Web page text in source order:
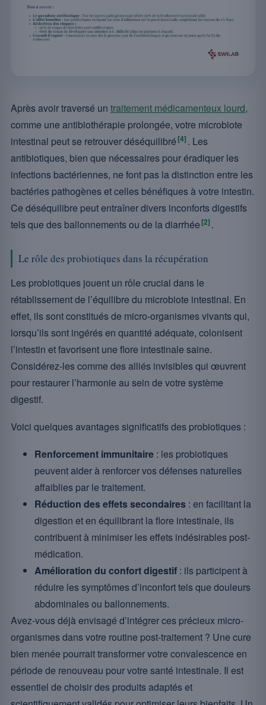
Après avoir traversé un traitement médicamenteux lourd,
comme une antibiothérapie prolongée, votre microbiote
intestinal peut se retrouver déséquilibré [4] . Les
antibiotiques, bien que nécessaires pour éradiquer les
infections bactériennes, ne font pas la distinction entre les
bactéries pathogènes et celles bénéfiques à votre intestin.
Ce déséquilibre peut entraîner divers inconforts digestifs
tels que des ballonnements ou de la diarrhée [2] .
Le rôle des probiotiques dans la récupération
Les probiotiques jouent un rôle crucial dans le
rétablissement de l’équilibre du microbiote intestinal. En
effet, ils sont constitués de micro-organismes vivants qui,
lorsqu’ils sont ingérés en quantité adéquate, colonisent
l’intestin et favorisent une flore intestinale saine.
Considérez-les comme des alliés invisibles qui œuvrent
pour restaurer l’harmonie au sein de votre système
digestif.
Voici quelques avantages significatifs des probiotiques :
Renforcement immunitaire : les probiotiques
peuvent aider à renforcer vos défenses naturelles
affaiblies par le traitement.
Réduction des effets secondaires : en facilitant la
digestion et en équilibrant la flore intestinale, ils
contribuent à minimiser les effets indésirables post-
médication.
Amélioration du confort digestif : ils participent à
réduire les symptômes d’inconfort tels que douleurs
abdominales ou ballonnements.
Avez-vous déjà envisagé d’intégrer ces précieux micro-
organismes dans votre routine post-traitement ? Une cure
bien menée pourrait transformer votre convalescence en
période de renouveau pour votre santé intestinale. Il est
essentiel de choisir des produits adaptés et